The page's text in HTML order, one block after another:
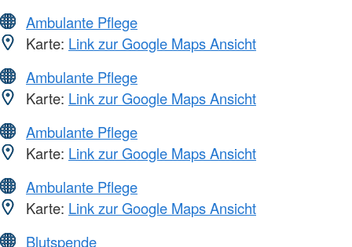
Ambulante Pflege
Karte: Link zur Google Maps Ansicht
Ambulante Pflege
Karte: Link zur Google Maps Ansicht
Ambulante Pflege
Karte: Link zur Google Maps Ansicht
Ambulante Pflege
Karte: Link zur Google Maps Ansicht
Blutspende